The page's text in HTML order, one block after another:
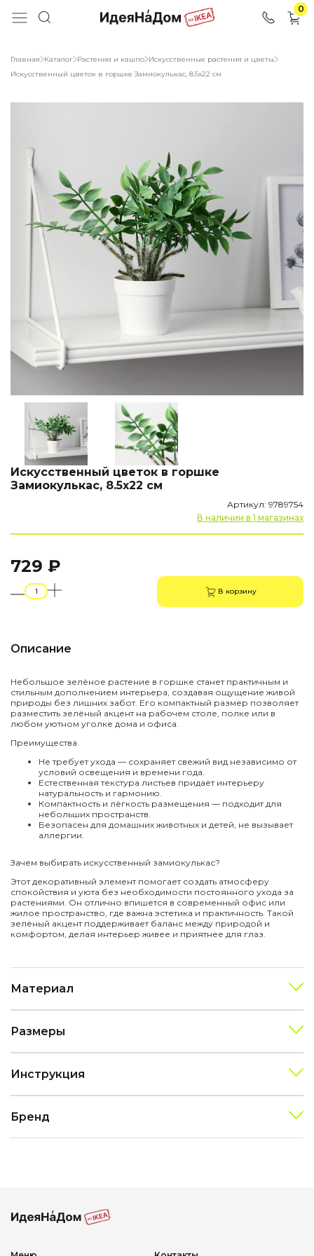
0
Главная Каталог Растения и кашпо Искусственные растения и цветы
Искусственный цветок в горшке Замиокулькас, 8.5х22 см
Искусственный цветок в горшке
Замиокулькас, 8.5х22 см
Артикул: 9789754
В наличии в 1 магазинах
729 ₽
В корзину
Описание
Небольшое зелёное растение в горшке станет практичным и
стильным дополнением интерьера, создавая ощущение живой
природы без лишних забот. Его компактный размер позволяет
разместить зелёный акцент на рабочем столе, полке или в
любом уютном уголке дома и офиса.
Преимущества
Не требует ухода — сохраняет свежий вид независимо от
условий освещения и времени года.
Естественная текстура листьев придаёт интерьеру
натуральность и гармонию.
Компактность и лёгкость размещения — подходит для
небольших пространств.
Безопасен для домашних животных и детей, не вызывает
аллергии.
Зачем выбирать искусственный замиокулькас?
Этот декоративный элемент помогает создать атмосферу
спокойствия и уюта без необходимости постоянного ухода за
растениями. Он отлично впишется в современный офис или
жилое пространство, где важна эстетика и практичность. Такой
зелёный акцент поддерживает баланс между природой и
комфортом, делая интерьер живее и приятнее для глаз.
Материал
Размеры
Инструкция
Бренд